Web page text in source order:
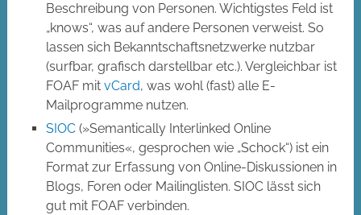
Beschreibung von Personen. Wichtigstes Feld ist
„knows“, was auf andere Personen verweist. So
lassen sich Bekanntschaftsnetzwerke nutzbar
(surfbar, grafisch darstellbar etc.). Vergleichbar ist
FOAF mit vCard, was wohl (fast) alle E-
Mailprogramme nutzen.
SIOC(»Semantically Interlinked Online
Communities«, gesprochen wie „Schock“) ist ein
Format zur Erfassung von Online-Diskussionen in
Blogs, Foren oder Mailinglisten. SIOC lässt sich
gut mit FOAF verbinden.